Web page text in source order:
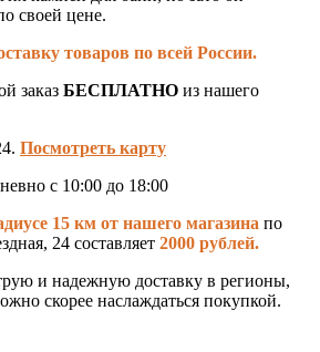
своей цене.
товаров по всей России.
заказ БЕСПЛАТНО из нашего
Посмотреть карту
с 10:00 до 18:00
15 км от нашего магазина по
24 составляет 2000 рублей.
и надежную доставку в регионы,
скорее наслаждаться покупкой.